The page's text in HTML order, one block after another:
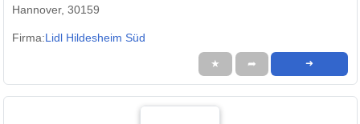
Hannover, 30159
Firma:Lidl Hildesheim Süd
★ ➦ ➜